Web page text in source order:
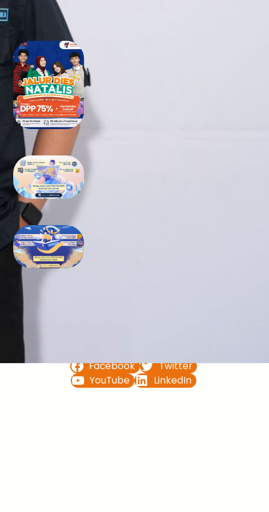
Tidak Lolos UTBK SNBT di PTN?
Jangan Khawatir, Ini Jalan
Terbaikmu untuk Tetap Kuliah
di Kampus Berkualitas
Bimbel UTBK SNBT di Teluk
Wondama Gratis Terbaik
Bimbel UTBK SNBT di Teluk
Bintuni Gratis Terbaik
Facebook
Twitter
YouTube
LinkedIn